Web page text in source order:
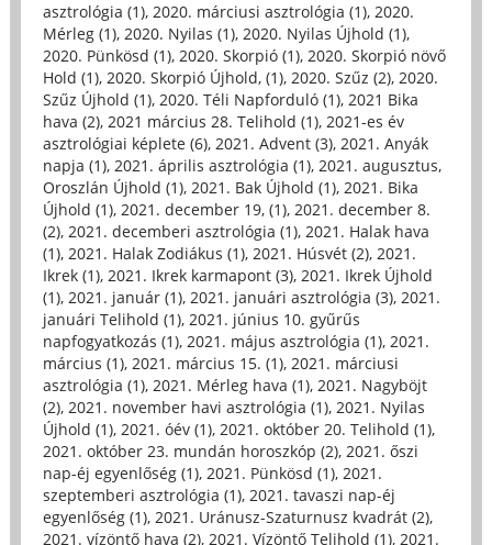
asztrológia (1), 2020. márciusi asztrológia (1), 2020.
Mérleg (1), 2020. Nyilas (1), 2020. Nyilas Újhold (1),
2020. Pünkösd (1), 2020. Skorpió (1), 2020. Skorpió növő
Hold (1), 2020. Skorpió Újhold, (1), 2020. Szűz (2), 2020.
Szűz Újhold (1), 2020. Téli Napforduló (1), 2021 Bika
hava (2), 2021 március 28. Telihold (1), 2021-es év
asztrológiai képlete (6), 2021. Advent (3), 2021. Anyák
napja (1), 2021. április asztrológia (1), 2021. augusztus,
Oroszlán Újhold (1), 2021. Bak Újhold (1), 2021. Bika
Újhold (1), 2021. december 19, (1), 2021. december 8.
(2), 2021. decemberi asztrológia (1), 2021. Halak hava
(1), 2021. Halak Zodiákus (1), 2021. Húsvét (2), 2021.
Ikrek (1), 2021. Ikrek karmapont (3), 2021. Ikrek Újhold
(1), 2021. január (1), 2021. januári asztrológia (3), 2021.
januári Telihold (1), 2021. június 10. gyűrűs
napfogyatkozás (1), 2021. május asztrológia (1), 2021.
március (1), 2021. március 15. (1), 2021. márciusi
asztrológia (1), 2021. Mérleg hava (1), 2021. Nagyböjt
(2), 2021. november havi asztrológia (1), 2021. Nyilas
Újhold (1), 2021. óév (1), 2021. október 20. Telihold (1),
2021. október 23. mundán horoszkóp (2), 2021. őszi
nap-éj egyenlőség (1), 2021. Pünkösd (1), 2021.
szeptemberi asztrológia (1), 2021. tavaszi nap-éj
egyenlőség (1), 2021. Uránusz-Szaturnusz kvadrát (2),
2021. vízöntő hava (2), 2021. Vízöntő Telihold (1), 2021.